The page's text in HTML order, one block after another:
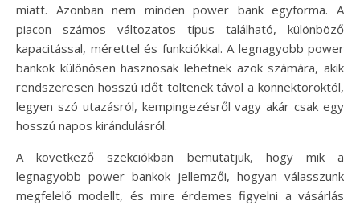
miatt. Azonban nem minden power bank egyforma. A
piacon számos változatos típus található, különböző
kapacitással, mérettel és funkciókkal. A legnagyobb power
bankok különösen hasznosak lehetnek azok számára, akik
rendszeresen hosszú időt töltenek távol a konnektoroktól,
legyen szó utazásról, kempingezésről vagy akár csak egy
hosszú napos kirándulásról.
A következő szekciókban bemutatjuk, hogy mik a
legnagyobb power bankok jellemzői, hogyan válasszunk
megfelelő modellt, és mire érdemes figyelni a vásárlás